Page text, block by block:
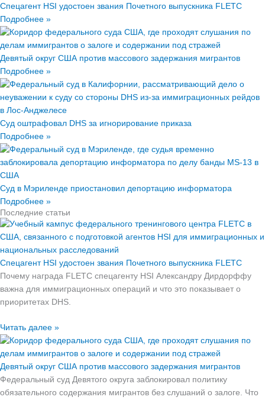
Спецагент HSI удостоен звания Почетного выпускника FLETC
Подробнее »
Девятый округ США против массового задержания мигрантов
Подробнее »
Суд оштрафовал DHS за игнорирование приказа
Подробнее »
Суд в Мэриленде приостановил депортацию информатора
Подробнее »
Последние статьи
Спецагент HSI удостоен звания Почетного выпускника FLETC
Почему награда FLETC спецагенту HSI Александру Дирдорффу
важна для иммиграционных операций и что это показывает о
приоритетах DHS.
Читать далее »
Девятый округ США против массового задержания мигрантов
Федеральный суд Девятого округа заблокировал политику
обязательного содержания мигрантов без слушаний о залоге. Что